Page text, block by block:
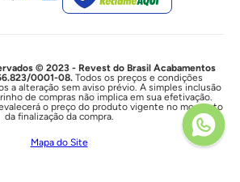
© 2023 - Revest do Brasil Acabamentos
0001-08. Todos os preços e condições
a alteração sem aviso prévio. A simples inclusão
de compras não implica em sua efetivação.
o preço do produto vigente no momento
da finalização da compra.
Mapa do Site